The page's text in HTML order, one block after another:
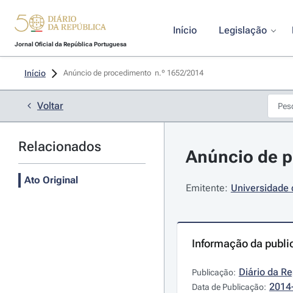
Jornal Oficial da República Portuguesa
Início Legislação
Início Anúncio de procedimento  n.º 1652/2014
Voltar
Relacionados
Ato Original
Anúncio de
Emitente: Universidade
Informação da
Publicação: Diário da
Data de Publicação: